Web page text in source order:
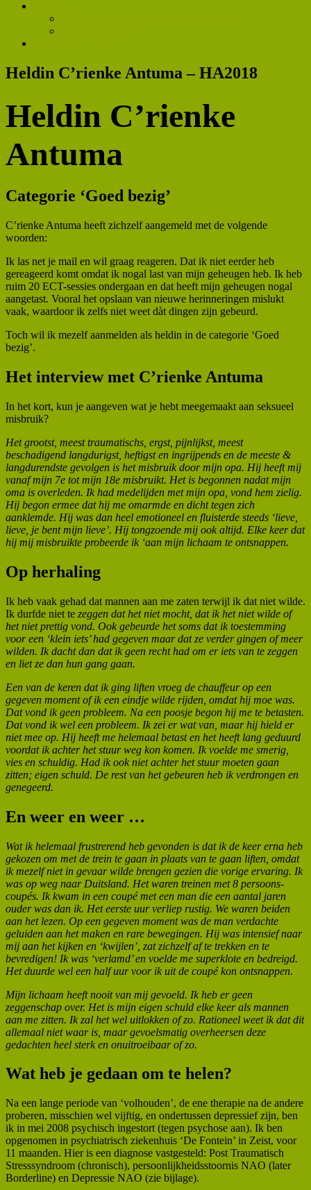
Heldin C’rienke Antuma – HA2018
Heldin C’rienke
Antuma
Categorie ‘Goed bezig’
C’rienke Antuma heeft zichzelf aangemeld met de volgende
woorden:
Ik las net je mail en wil graag reageren. Dat ik niet eerder heb
gereageerd komt omdat ik nogal last van mijn geheugen heb. Ik heb
ruim 20 ECT-sessies ondergaan en dat heeft mijn geheugen nogal
aangetast. Vooral het opslaan van nieuwe herinneringen mislukt
vaak, waardoor ik zelfs niet weet dàt dingen zijn gebeurd.
Toch wil ik mezelf aanmelden als heldin in de categorie ‘Goed
bezig’.
Het interview met C’rienke Antuma
In het kort, kun je aangeven wat je hebt meegemaakt aan seksueel
misbruik?
Het grootst, meest traumatischs, ergst, pijnlijkst, meest
beschadigend langdurigst, heftigst en ingrijpends en de meeste &
langdurendste gevolgen is het misbruik door mijn opa. Hij heeft mij
vanaf mijn 7e tot mijn 18e misbruikt. Het is begonnen nadat mijn
oma is overleden. Ik had medelijden met mijn opa, vond hem zielig.
Hij begon ermee dat hij me omarmde en dicht tegen zich
aanklemde. Hij was dan heel emotioneel en fluisterde steeds ‘lieve,
lieve, je bent mijn lieve’. Hij tongzoende mij ook altijd. Elke keer dat
hij mij misbruikte probeerde ik ‘aan mijn lichaam te ontsnappen.
Op herhaling
Ik heb vaak gehad dat mannen aan me zaten terwijl ik dat niet wilde.
Ik durfde niet te zeggen dat het niet mocht, dat ik het niet wilde of
het niet prettig vond. Ook gebeurde het soms dat ik toestemming
voor een ‘klein iets’ had gegeven maar dat ze verder gingen of meer
wilden. Ik dacht dan dat ik geen recht had om er iets van te zeggen
en liet ze dan hun gang gaan.
Een van de keren dat ik ging liften vroeg de chauffeur op een
gegeven moment of ik een eindje wilde rijden, omdat hij moe was.
Dat vond ik geen probleem. Na een poosje begon hij me te betasten.
Dat vond ik wel een probleem. Ik zei er wat van, maar hij hield er
niet mee op. Hij heeft me helemaal betast en het heeft lang geduurd
voordat ik achter het stuur weg kon komen. Ik voelde me smerig,
vies en schuldig. Had ik ook niet achter het stuur moeten gaan
zitten; eigen schuld. De rest van het gebeuren heb ik verdrongen en
genegeerd.
En weer en weer …
Wat ik helemaal frustrerend heb gevonden is dat ik de keer erna heb
gekozen om met de trein te gaan in plaats van te gaan liften, omdat
ik mezelf niet in gevaar wilde brengen gezien die vorige ervaring. Ik
was op weg naar Duitsland. Het waren treinen met 8 persoons-
coupés. Ik kwam in een coupé met een man die een aantal jaren
ouder was dan ik. Het eerste uur verliep rustig. We waren beiden
aan het lezen. Op een gegeven moment was de man verdachte
geluiden aan het maken en rare bewegingen. Hij was intensief naar
mij aan het kijken en ‘kwijlen’, zat zichzelf af te trekken en te
bevredigen! Ik was ‘verlamd’ en voelde me superklote en bedreigd.
Het duurde wel een half uur voor ik uit de coupé kon ontsnappen.
Mijn lichaam heeft nooit van mij gevoeld. Ik heb er geen
zeggenschap over. Het is mijn eigen schuld elke keer als mannen
aan me zitten. Ik zal het wel uitlokken of zo. Rationeel weet ik dat dit
allemaal niet waar is, maar gevoelsmatig overheersen deze
gedachten heel sterk en onuitroeibaar of zo.
Wat heb je gedaan om te helen?
Na een lange periode van ‘volhouden’, de ene therapie na de andere
proberen, misschien wel vijftig, en ondertussen depressief zijn, ben
ik in mei 2008 psychisch ingestort (tegen psychose aan). Ik ben
opgenomen in psychiatrisch ziekenhuis ‘De Fontein’ in Zeist, voor
11 maanden. Hier is een diagnose vastgesteld: Post Traumatisch
Stresssyndroom (chronisch), persoonlijkheidsstoornis NAO (later
Borderline) en Depressie NAO (zie bijlage).